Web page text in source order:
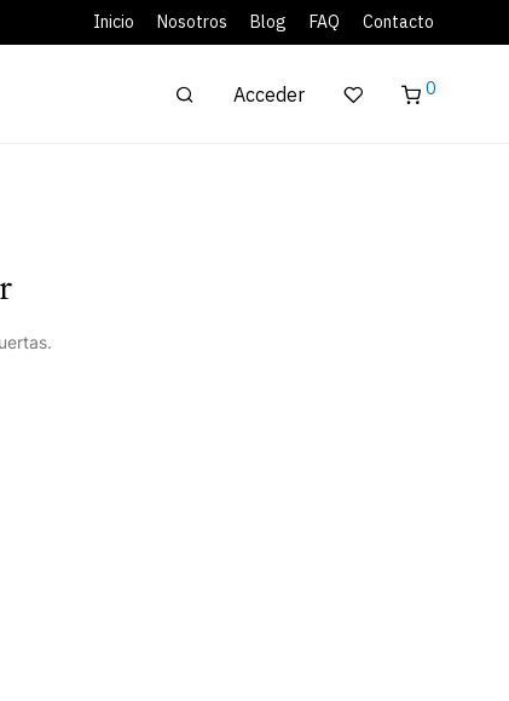
Inicio Nosotros Blog FAQ Contacto
Acceder 0